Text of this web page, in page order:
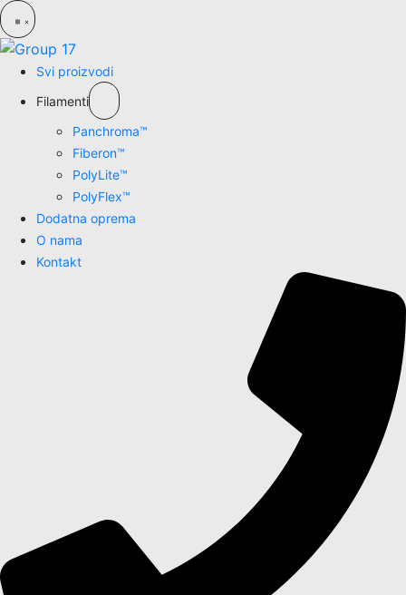
Svi proizvodi
Filamenti
Panchroma™
Fiberon™
PolyLite™
PolyFlex™
Dodatna oprema
O nama
Kontakt